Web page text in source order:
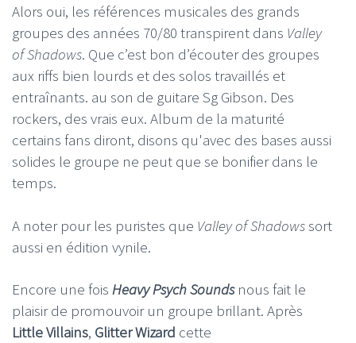
Alors oui, les références musicales des grands
groupes des années 70/80 transpirent dans Valley
of Shadows. Que c’est bon d’écouter des groupes
aux riffs bien lourds et des solos travaillés et
entraînants. au son de guitare Sg Gibson. Des
rockers, des vrais eux. Album de la maturité
certains fans diront, disons qu'avec des bases aussi
solides le groupe ne peut que se bonifier dans le
temps.
A noter pour les puristes que Valley of Shadowssort
aussi en édition vynile.
Encore une fois Heavy Psych Soundsnous fait le
plaisir de promouvoir un groupe brillant. Après
Little Villains, Glitter Wizard cette